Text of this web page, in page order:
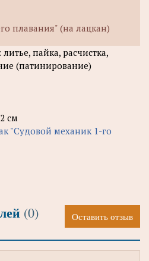
плавания" (на лацкан)
пайка, расчистка,
(патинирование)
см
"Судовой механик 1-го
(0) Оставить отзыв